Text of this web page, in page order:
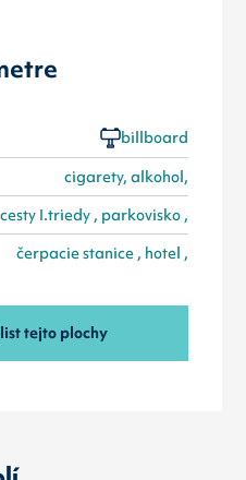
billboard
cigarety, alkohol,
cesty I.triedy , parkovisko ,
čerpacie stanice , hotel ,
tejto plochy